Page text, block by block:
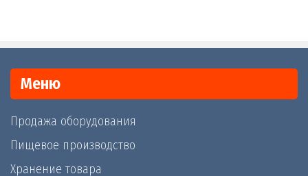
Меню
Продажа оборудования
Пищевое производство
Хранение товара